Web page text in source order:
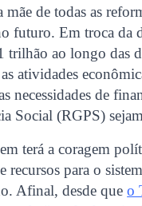
de todas as
futuro. Em troca da
trilhão ao longo das
atividades
necessidades de
Social (RGPS)
terá a coragem
recursos para o
Afinal, desde queo